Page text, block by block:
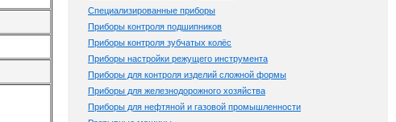
Специализированные приборы
Приборы контроля подшипников
Приборы контроля зубчатых колёс
Приборы настройки режущего инструмента
Приборы для контроля изделий сложной формы
Приборы для железнодорожного хозяйства
Приборы для нефтяной и газовой промышленности